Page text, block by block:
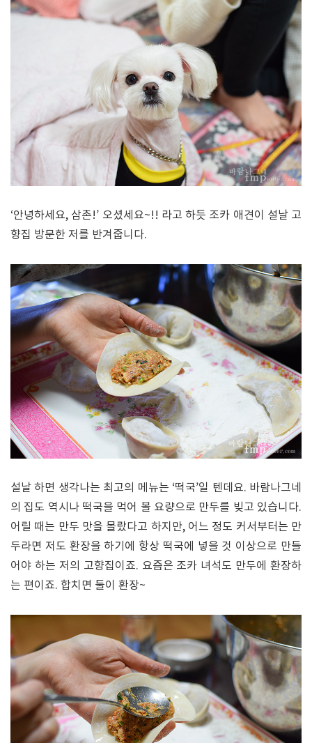
‘안녕하세요, 삼촌!’ 오셨세요~!! 라고 하듯 조카 애견이 설날 고
향집 방문한 저를 반겨줍니다.
설날 하면 생각나는 최고의 메뉴는 ‘떡국’일 텐데요. 바람나그네
의 집도 역시나 떡국을 먹어 볼 요량으로 만두를 빚고 있습니다.
어릴 때는 만두 맛을 몰랐다고 하지만, 어느 정도 커서부터는 만
두라면 저도 환장을 하기에 항상 떡국에 넣을 것 이상으로 만들
어야 하는 저의 고향집이죠. 요즘은 조카 녀석도 만두에 환장하
는 편이죠. 합치면 둘이 환장~